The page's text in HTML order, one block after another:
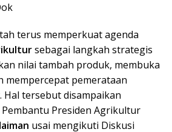
terus memperkuat agenda
sebagai langkah strategis
nilai tambah produk, membuka
mempercepat pemerataan
Hal tersebut disampaikan
Presiden Agrikultur
usai mengikuti Diskusi